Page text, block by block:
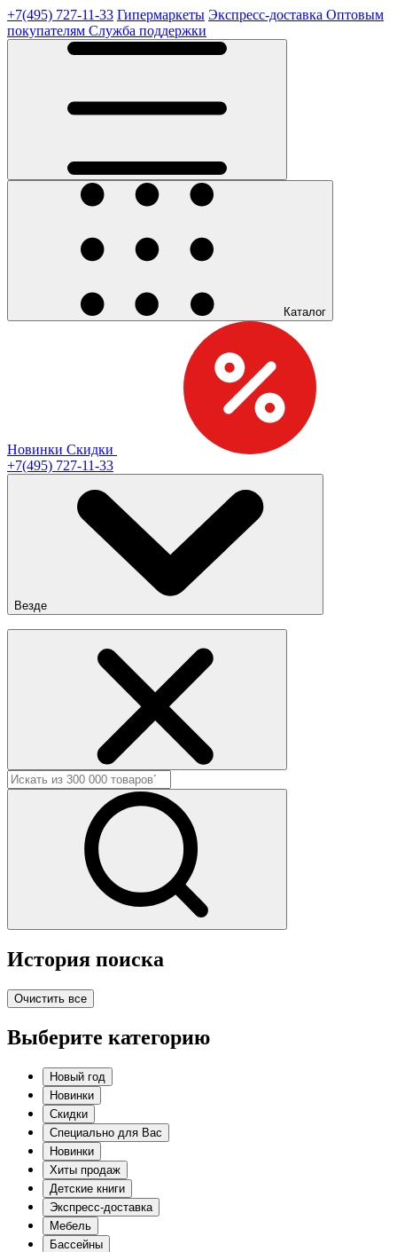
+7(495) 727-11-33 Гипермаркеты Экспресс-доставка Оптовым
покупателям Служба поддержки
Каталог
Новинки Скидки
+7(495) 727-11-33
Везде
История поиска
Очистить все
Выберите категорию
Новый год
Новинки
Скидки
Специально для Вас
Новинки
Хиты продаж
Детские книги
Экспресс-доставка
Мебель
Бассейны